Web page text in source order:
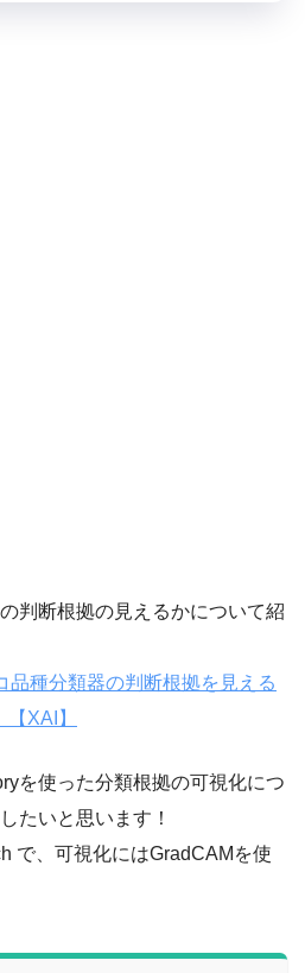
判断根拠の見えるかについて紹
品種分類器の判断根拠を見える
XAI】
を使った分類根拠の可視化につ
たいと思います！
で、可視化にはGradCAMを使